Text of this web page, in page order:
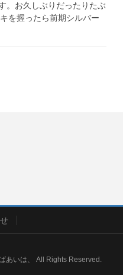
。お久しぶりだったりたぶ
を握ったら前期シルバー
あいは、 All Rights Reserved.